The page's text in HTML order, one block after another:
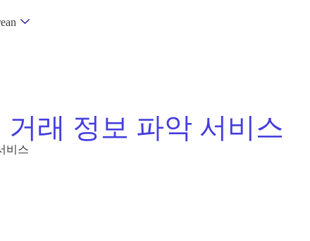
래 정보 파악 서비스
비스